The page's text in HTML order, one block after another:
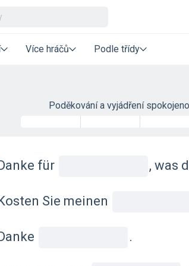
Více hráčů Podle třídy
Poděkování a vyjádření
für , was
Sie meinen
.